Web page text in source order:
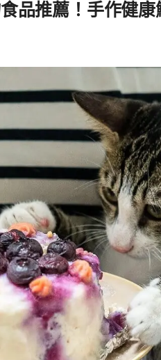
品推薦！手作健